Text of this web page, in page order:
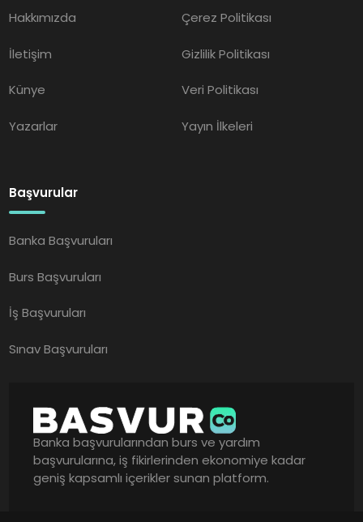
Hakkımızda
İletişim
Künye
Yazarlar
Çerez Politikası
Gizlilik Politikası
Veri Politikası
Yayın İlkeleri
Başvurular
Banka Başvuruları
Burs Başvuruları
İş Başvuruları
Sınav Başvuruları
Banka başvurularından burs ve yardım
başvurularına, iş fikirlerinden ekonomiye kadar
geniş kapsamlı içerikler sunan platform.